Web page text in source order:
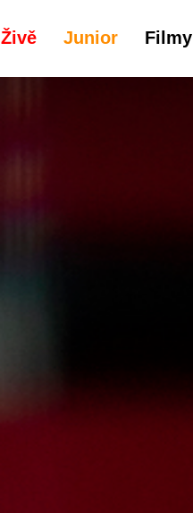
Živě Junior Filmy